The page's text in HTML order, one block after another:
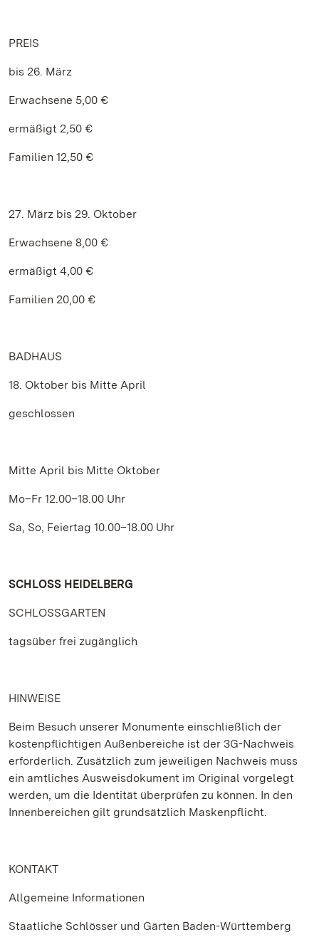
PREIS
bis 26. März
Erwachsene 5,00 €
ermäßigt 2,50 €
Familien 12,50 €
27. März bis 29. Oktober
Erwachsene 8,00 €
ermäßigt 4,00 €
Familien 20,00 €
BADHAUS
18. Oktober bis Mitte April
geschlossen
Mitte April bis Mitte Oktober
Mo–Fr 12.00–18.00 Uhr
Sa, So, Feiertag 10.00–18.00 Uhr
SCHLOSS HEIDELBERG
SCHLOSSGARTEN
tagsüber frei zugänglich
HINWEISE
Beim Besuch unserer Monumente einschließlich der
kostenpflichtigen Außenbereiche ist der 3G-Nachweis
erforderlich. Zusätzlich zum jeweiligen Nachweis muss
ein amtliches Ausweisdokument im Original vorgelegt
werden, um die Identität überprüfen zu können. In den
Innenbereichen gilt grundsätzlich Maskenpflicht.
KONTAKT
Allgemeine Informationen
Staatliche Schlösser und Gärten Baden-Württemberg